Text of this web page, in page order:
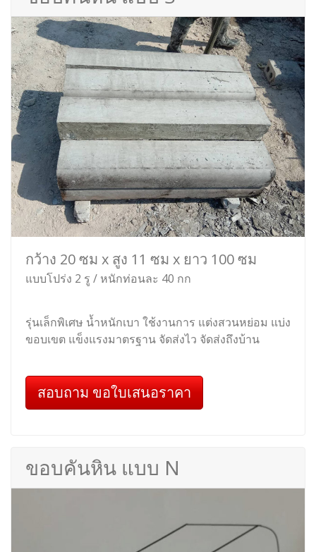
กว้าง 20 ซม x สูง 11 ซม x ยาว 100 ซม
แบบโปร่ง 2 รู / หนักท่อนละ 40 กก
รุ่นเล็กพิเศษ น้ำหนักเบา ใช้งานการ แต่งสวนหย่อม แบ่ง
ขอบเขต แข็งแรงมาตรฐาน จัดส่งไว จัดส่งถึงบ้าน
สอบถาม ขอใบเสนอราคา
ขอบคันหิน แบบ N